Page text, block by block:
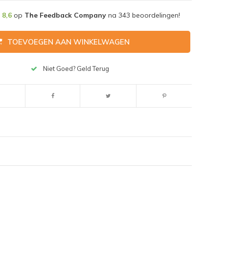
8,6op The Feedback Companyna 343 beoordelingen!
TOEVOEGEN AAN WINKELWAGEN
Niet Goed? Geld Terug